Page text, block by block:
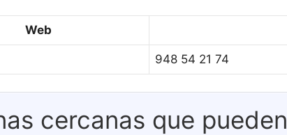
Web
948 54 21 74
cercanas que